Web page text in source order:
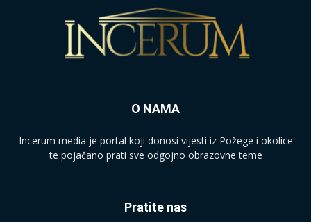
O NAMA
Incerum media je portal koji donosi vijesti iz Požege i okolice
te pojačano prati sve odgojno obrazovne teme
Pratite nas